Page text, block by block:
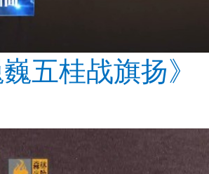
五桂战旗扬》